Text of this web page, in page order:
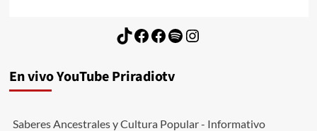
TikTok
Facebook
Facebook
Spotify
Instagram
En vivo YouTube Priradiotv
Saberes Ancestrales y Cultura Popular - Informativo